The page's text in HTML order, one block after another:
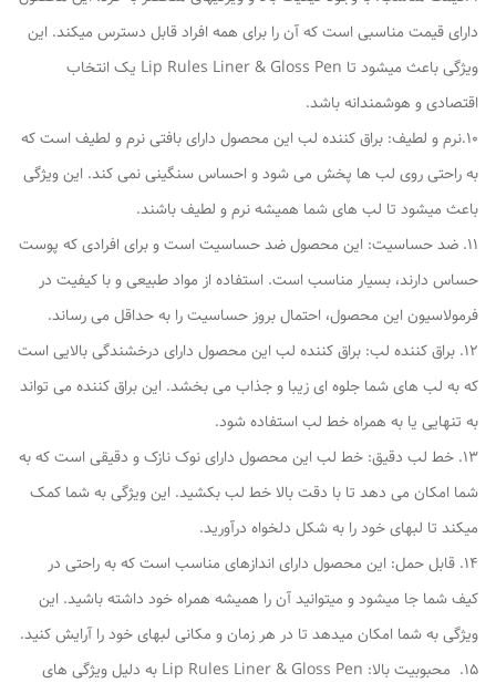
دارای قیمت مناسبی است که آن را برای همه افراد قابل دسترس میکند. این
ویژگی باعث میشود تا Lip Rules Liner & Gloss Pen یک انتخاب
اقتصادی و هوشمندانه باشد.
10.نرم و لطیف: براق کننده لب این محصول دارای بافتی نرم و لطیف است که
به راحتی روی لب ها پخش می شود و احساس سنگینی نمی کند. این ویژگی
باعث میشود تا لب های شما همیشه نرم و لطیف باشند.
11. ضد حساسیت: این محصول ضد حساسیت است و برای افرادی که پوست
حساس دارند، بسیار مناسب است. استفاده از مواد طبیعی و با کیفیت در
فرمولاسیون این محصول، احتمال بروز حساسیت را به حداقل می رساند.
12. براق کننده لب: براق کننده لب این محصول دارای درخشندگی بالایی است
که به لب های شما جلوه ای زیبا و جذاب می بخشد. این براق کننده می تواند
به تنهایی یا به همراه خط لب استفاده شود.
13. خط لب دقیق: خط لب این محصول دارای نوک نازک و دقیقی است که به
شما امکان می دهد تا با دقت بالا خط لب بکشید. این ویژگی به شما کمک
میکند تا لبهای خود را به شکل دلخواه درآورید.
14. قابل حمل: این محصول دارای اندازهای مناسب است که به راحتی در
کیف شما جا میشود و میتوانید آن را همیشه همراه خود داشته باشید. این
ویژگی به شما امکان میدهد تا در هر زمان و مکانی لبهای خود را آرایش کنید.
15. محبوبیت بالا: Lip Rules Liner & Gloss Pen به دلیل ویژگی های